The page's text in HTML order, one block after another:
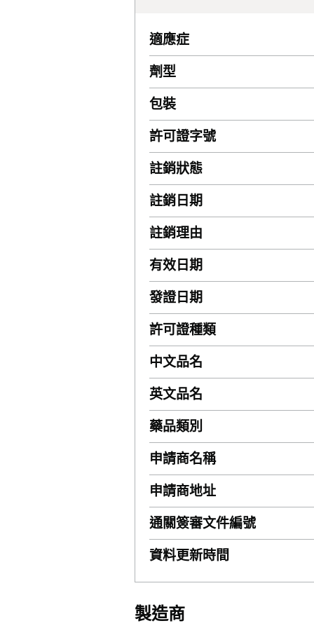
適應症
劑型
包裝
許可證字號
註銷狀態
註銷日期
註銷理由
有效日期
發證日期
許可證種類
中文品名
英文品名
藥品類別
申請商名稱
申請商地址
通關簽審文件編號
資料更新時間
製造商